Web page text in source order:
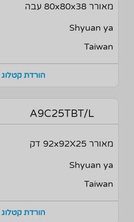
מאורר 80x80x38 עבה
Shyuan ya
Taiwan
הורדת קטלוג
A9C25TBT/L
מאורר 92x92X25 דק
Shyuan ya
Taiwan
הורדת קטלוג